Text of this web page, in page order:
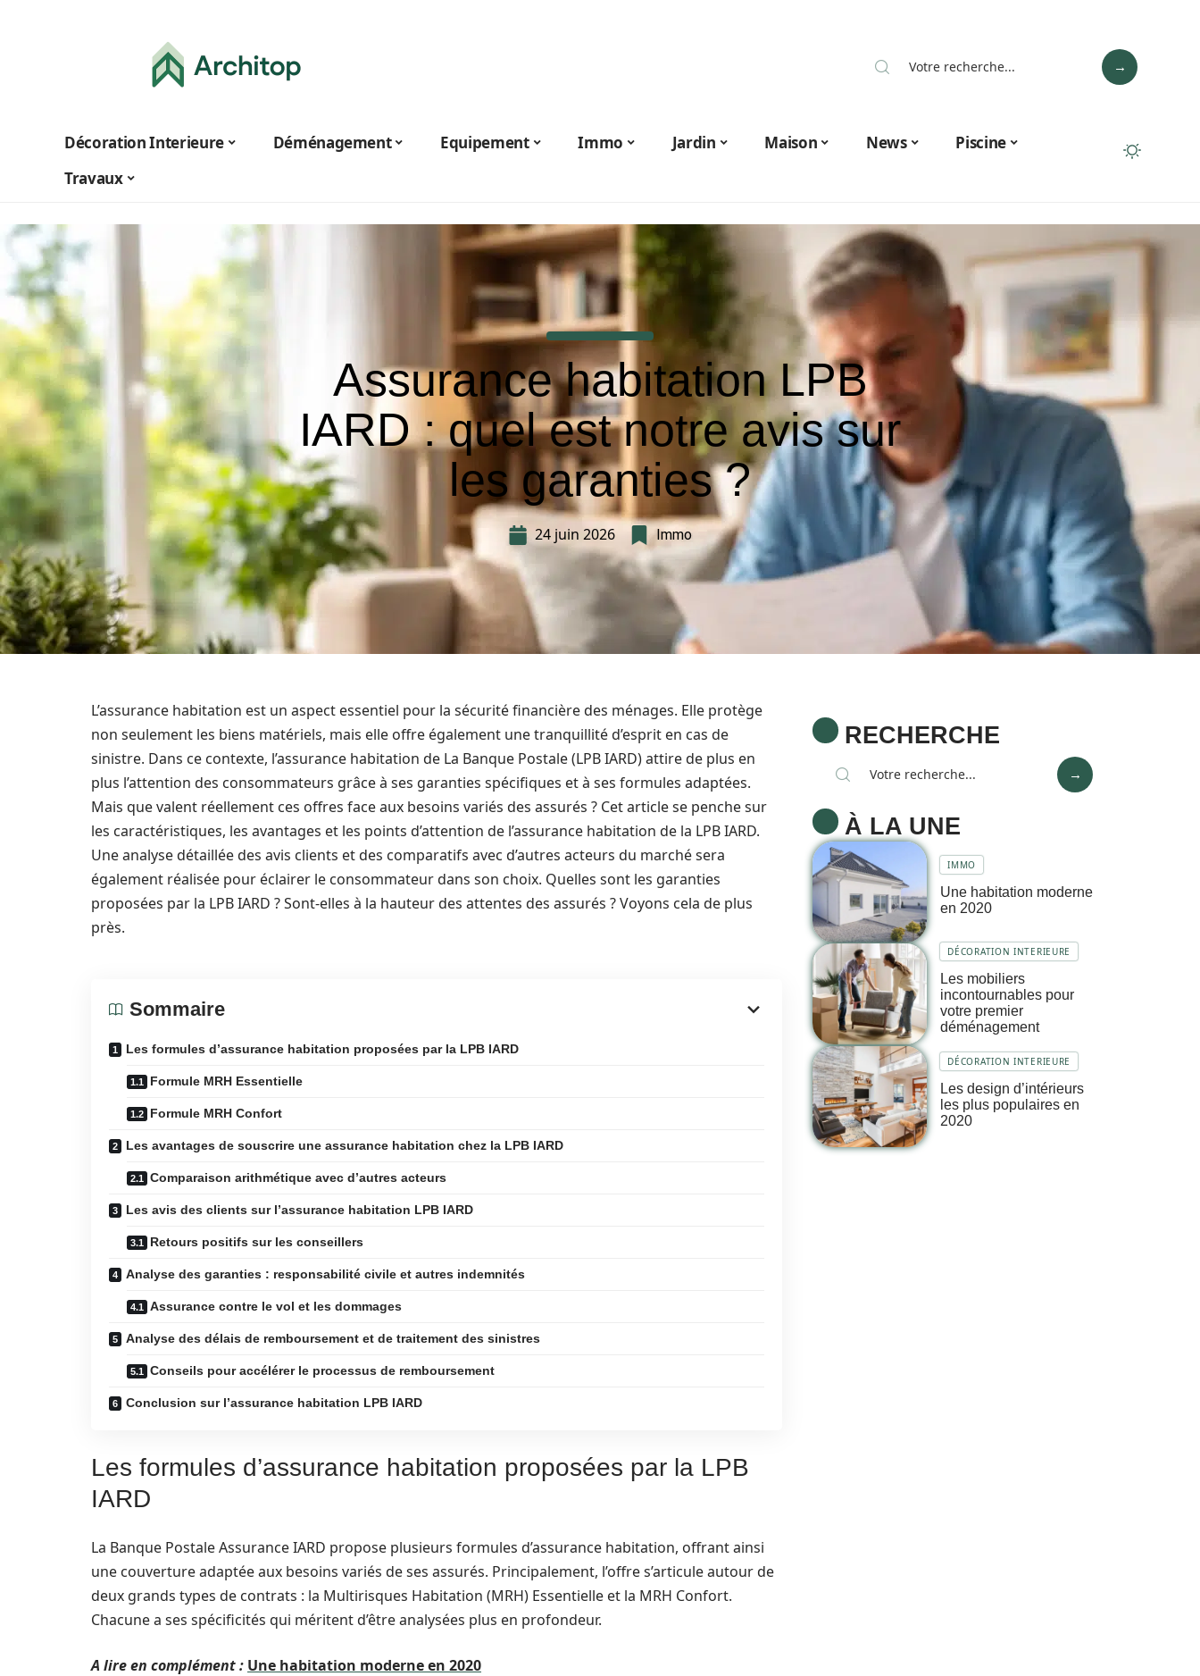
Décoration Interieure Déménagement Equipement Immo Jardin Maison News
Piscine
Travaux
Assurance habitation LPB
IARD : quel est notre avis sur
les garanties ?
24 juin 2026 Immo
L’assurance habitation est un aspect essentiel pour la sécurité financière des ménages. Elle protège
non seulement les biens matériels, mais elle offre également une tranquillité d’esprit en cas de
sinistre. Dans ce contexte, l’assurance habitation de La Banque Postale (LPB IARD) attire de plus en
plus l’attention des consommateurs grâce à ses garanties spécifiques et à ses formules adaptées.
Mais que valent réellement ces offres face aux besoins variés des assurés ? Cet article se penche sur
les caractéristiques, les avantages et les points d’attention de l’assurance habitation de la LPB IARD.
Une analyse détaillée des avis clients et des comparatifs avec d’autres acteurs du marché sera
également réalisée pour éclairer le consommateur dans son choix. Quelles sont les garanties
proposées par la LPB IARD ? Sont-elles à la hauteur des attentes des assurés ? Voyons cela de plus
près.
Sommaire
Les formules d’assurance habitation proposées par la LPB IARD
Formule MRH Essentielle
Formule MRH Confort
Les avantages de souscrire une assurance habitation chez la LPB IARD
Comparaison arithmétique avec d’autres acteurs
Les avis des clients sur l’assurance habitation LPB IARD
Retours positifs sur les conseillers
Analyse des garanties : responsabilité civile et autres indemnités
Assurance contre le vol et les dommages
Analyse des délais de remboursement et de traitement des sinistres
Conseils pour accélérer le processus de remboursement
Conclusion sur l’assurance habitation LPB IARD
Les formules d’assurance habitation proposées par la LPB
IARD
La Banque Postale Assurance IARD propose plusieurs formules d’assurance habitation, offrant ainsi
une couverture adaptée aux besoins variés de ses assurés. Principalement, l’offre s’articule autour de
deux grands types de contrats : la Multirisques Habitation (MRH) Essentielle et la MRH Confort.
Chacune a ses spécificités qui méritent d’être analysées plus en profondeur.
A lire en complément : Une habitation moderne en 2020
RECHERCHE
À LA UNE
IMMO
Une habitation moderne
en 2020
DÉCORATION INTERIEURE
Les mobiliers
incontournables pour
votre premier
déménagement
DÉCORATION INTERIEURE
Les design d’intérieurs
les plus populaires en
2020